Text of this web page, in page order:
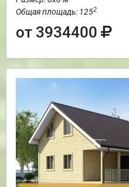
Общая площадь: 1252
от 3934400